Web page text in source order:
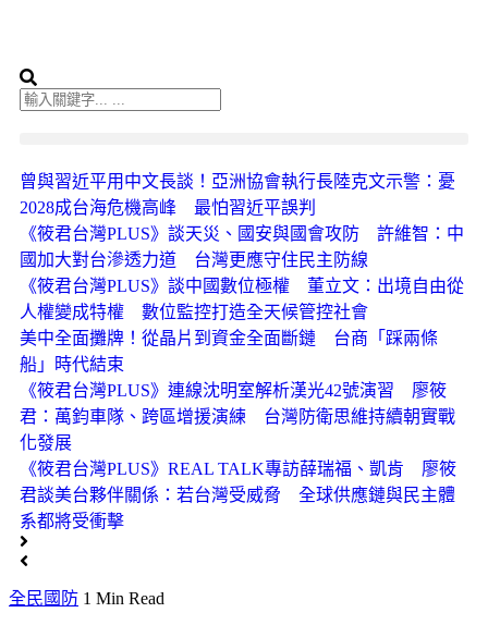
曾與習近平用中文長談！亞洲協會執行長陸克文示警：憂
2028成台海危機高峰 最怕習近平誤判
《筱君台灣PLUS》談天災、國安與國會攻防 許維智：中
國加大對台滲透力道 台灣更應守住民主防線
《筱君台灣PLUS》談中國數位極權 董立文：出境自由從
人權變成特權 數位監控打造全天候管控社會
美中全面攤牌！從晶片到資金全面斷鏈 台商「踩兩條
船」時代結束
《筱君台灣PLUS》連線沈明室解析漢光42號演習 廖筱
君：萬鈞車隊、跨區增援演練 台灣防衛思維持續朝實戰
化發展
《筱君台灣PLUS》REAL TALK專訪薛瑞福、凱肯 廖筱
君談美台夥伴關係：若台灣受威脅 全球供應鏈與民主體
系都將受衝擊
全民國防 1 Min Read